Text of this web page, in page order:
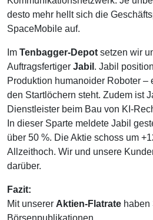
desto mehr hellt sich die
SpaceMobile auf.
Im Tenbagger-Depotsetzen wir
Auftragsfertiger Jabil . Jabil
Produktion humanoider Roboter –
den Startlöchern steht. Zudem ist
Dienstleister beim Bau von KI-
In dieser Sparte meldete Jabil
über 50 %. Die Aktie schoss um
Allzeithoch. Wir und unsere
darüber.
Fazit:
Mit unserer Aktien-Flatrate haben